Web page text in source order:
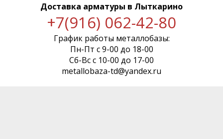
Доставка арматуры в Лыткарино
+7(916) 062-42-80
График работы металлобазы:
Пн-Пт с 9-00 до 18-00
Сб-Вс с 10-00 до 17-00
metallobaza-td@yandex.ru